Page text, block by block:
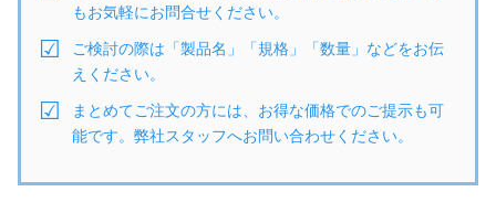
もお気軽にお問合せください。
ご検討の際は「製品名」「規格」「数量」などをお伝
えください。
まとめてご注文の方には、お得な価格でのご提示も可
能です。弊社スタッフへお問い合わせください。